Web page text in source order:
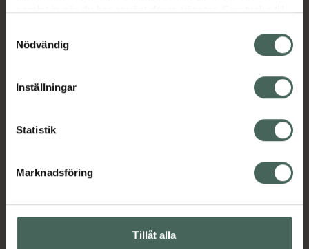
återkalla ditt samtycke via webbplatsens
cookieinställningar. Ett återkallat samtycke påverkar inte
lagligheten av behandling som skett innan återkallelsen.
Nödvändig
Inställningar
Statistik
Marknadsföring
Tillåt alla
Kronans Apotek finns här för dig. Du hittar oss från Skåne i
syd till Lappland i norr, och online i mobilen och på
hjälpa just dig att må lite bättre. Välkommen att prata
Kundservice